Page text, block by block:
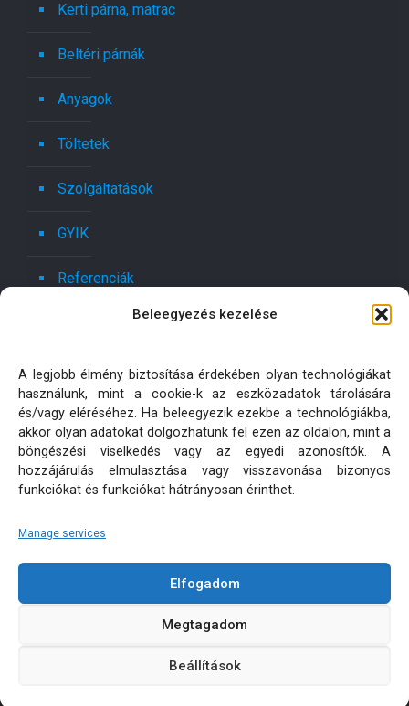
Beleegyezés kezelése
A legjobb élmény biztosítása érdekében olyan technológiákat
használunk, mint a cookie-k az eszközadatok tárolására
és/vagy eléréséhez. Ha beleegyezik ezekbe a technológiákba,
akkor olyan adatokat dolgozhatunk fel ezen az oldalon, mint a
böngészési viselkedés vagy az egyedi azonosítók. A
hozzájárulás elmulasztása vagy visszavonása bizonyos
funkciókat és funkciókat hátrányosan érinthet.
Manage services
Elfogadom
Megtagadom
Beállítások
Kerti párna, matrac
Beltéri párnák
Anyagok
Töltetek
Szolgáltatások
GYIK
Referenciák
Ajánlatot kérek!
Oldaltérkép
Adatkezelési tájékoztatók
KÜLTÉRI PÁRNA MATRAC MÉRETRE KÉSZÍTÉS | MINDEN
JOG FENNTARTVA! © 2026